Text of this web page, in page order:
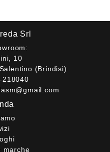
Srl
10
(Brindisi)
218040
marche